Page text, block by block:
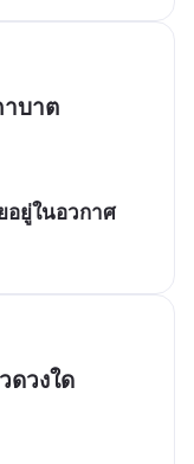
บาต
อยู่ในอวกาศ
ดวงใด